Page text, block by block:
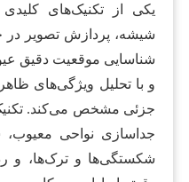
یکی از تکنیک‌های
شیشه، پردازش تصویر
شناسایی موقعیت دقیق
و با تحلیل ویژگی‌های
جزئی مشخص می‌کند.
جداسازی نواحی معیوب،
شکستگی‌ها و ترک‌ها، و